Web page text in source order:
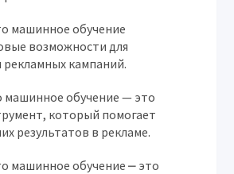
машинное обучение
возможности для
кампаний.
машинное обучение — это
который помогает
результатов в рекламе.
машинное обучение ⎼ это